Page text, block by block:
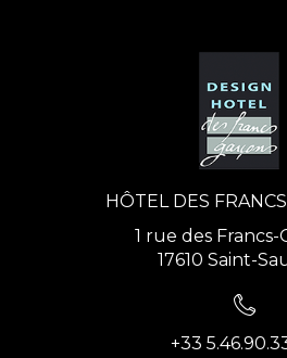
HÔTEL DES
1 rue des Francs-
17610 Saint-
+33